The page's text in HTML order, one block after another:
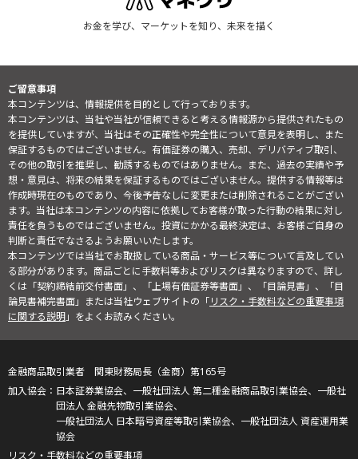
お金を学び、マーケットを知り、未来を描く
ご留意事項
本コンテンツは、情報提供を目的として行っております。
本コンテンツは、当社や当社が信頼できると考える情報源から提供されたもの
を提供していますが、当社はその正確性や完全性について意見を表明し、また
保証するものではございません。有価証券の購入、売却、デリバティブ取引、
その他の取引を推奨し、勧誘するものではありません。また、過去の実績や予
想・意見は、将来の結果を保証するものではございません。提供する情報等は
作成時現在のものであり、今後予告なしに変更または削除されることがござい
ます。当社は本コンテンツの内容に依拠してお客様が取った行動の結果に対し
責任を負うものではございません。投資にかかる最終決定は、お客様ご自身の
判断と責任でなさるようお願いいたします。
本コンテンツでは当社でお取扱している商品・サービス等について言及してい
る部分があります。商品ごとに手数料等およびリスクは異なりますので、詳し
くは「契約締結前交付書面」、「上場有価証券等書面」、「目論見書」、「目
論見書補完書面」または当社ウェブサイトの「リスク・手数料などの重要事項
に関する説明」をよくお読みください。
金融商品取引業者 関東財務局長（金商）第165号
日本証券業協会、一般社団法人 第二種金融商品取引業協会、一般社
団法人 金融先物取引業協会、
一般社団法人 日本暗号資産等取引業協会、一般社団法人 資産運用業
協会
リスク・手数料などの重要事項